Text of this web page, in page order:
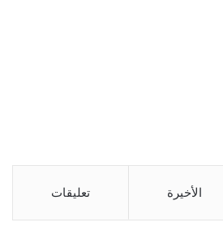
الأخيرة تعليقات